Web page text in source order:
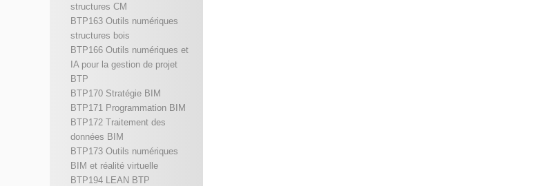
structures CM
BTP163 Outils numériques
structures bois
BTP166 Outils numériques et
IA pour la gestion de projet
BTP
BTP170 Stratégie BIM
BTP171 Programmation BIM
BTP172 Traitement des
données BIM
BTP173 Outils numériques
BIM et réalité virtuelle
BTP194 LEAN BTP